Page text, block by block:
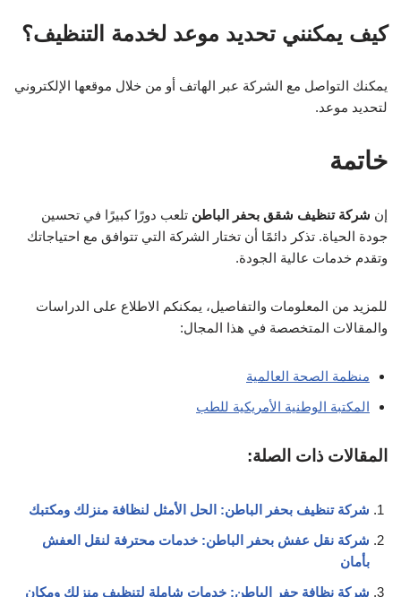
كيف يمكنني تحديد موعد لخدمة التنظيف؟
يمكنك التواصل مع الشركة عبر الهاتف أو من خلال موقعها الإلكتروني
لتحديد موعد.
خاتمة
إن شركة تنظيف شقق بحفر الباطن تلعب دورًا كبيرًا في تحسين
جودة الحياة. تذكر دائمًا أن تختار الشركة التي تتوافق مع احتياجاتك
وتقدم خدمات عالية الجودة.
للمزيد من المعلومات والتفاصيل، يمكنكم الاطلاع على الدراسات
والمقالات المتخصصة في هذا المجال:
منظمة الصحة العالمية
المكتبة الوطنية الأمريكية للطب
المقالات ذات الصلة:
شركة تنظيف بحفر الباطن: الحل الأمثل لنظافة منزلك ومكتبك
شركة نقل عفش بحفر الباطن: خدمات محترفة لنقل العفش
بأمان
شركة نظافة حفر الباطن: خدمات شاملة لتنظيف منزلك ومكان